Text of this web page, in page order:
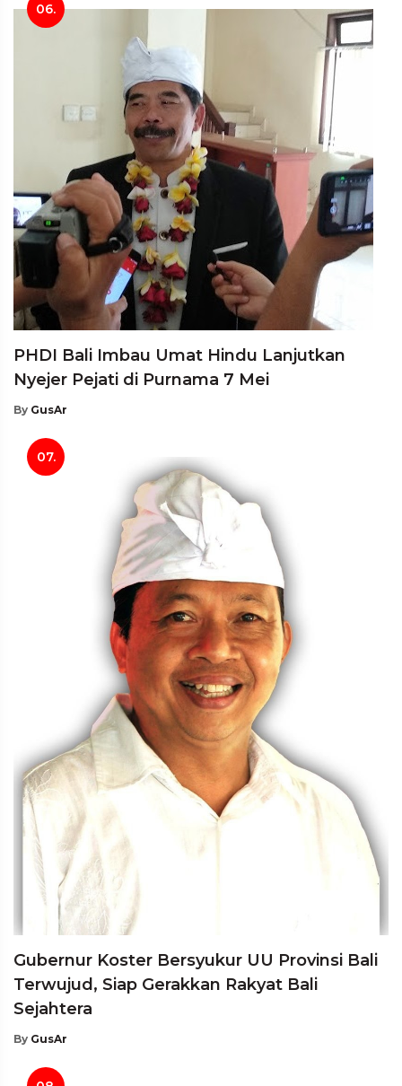
06.
PHDI Bali Imbau Umat Hindu Lanjutkan
Nyejer Pejati di Purnama 7 Mei
By GusAr
07.
Gubernur Koster Bersyukur UU Provinsi Bali
Terwujud, Siap Gerakkan Rakyat Bali
Sejahtera
By GusAr